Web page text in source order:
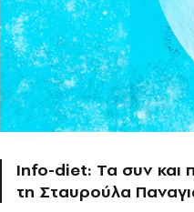
Info-diet: Τα συν και
τη Σταυρούλα